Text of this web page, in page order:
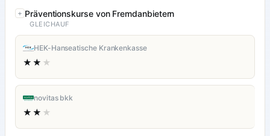
Präventionskurse von Fremdanbietern
GLEICHAUF
HEK-Hanseatische Krankenkasse
★★ ★
novitas bkk
★★ ★